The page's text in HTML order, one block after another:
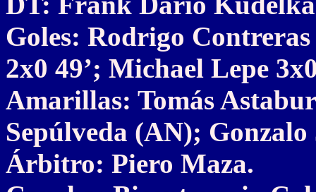
Goles: Rodrigo
2x0 49’; Michael Lepe
Amarillas: Tomás
Sepúlveda (AN);
Árbitro: Piero Maza.